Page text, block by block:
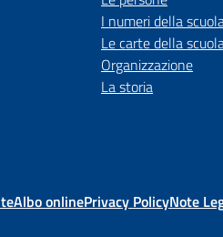
I numeri della
Le carte della
Organizzazione
La storia
Albo onlinePrivacy PolicyNote